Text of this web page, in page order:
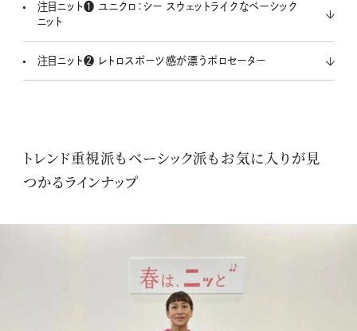
注目ニット❶ ユニクロ：シー スウェットライクなベーシック
ニット
注目ニット❷ レトロスポーツ感が漂うポロセーター
トレンド重視派もベーシック派もお気に入りが見
つかるラインナップ